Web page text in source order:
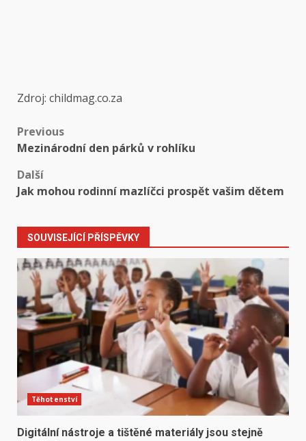
Zdroj: childmag.co.za
Post
navigation
Previous
Mezinárodní den párků v rohlíku
Další
Jak mohou rodinní mazlíčci prospět vašim dětem
SOUVISEJÍCÍ PŘÍSPĚVKY
Těhotenství
Digitální nástroje a tištěné materiály jsou stejně